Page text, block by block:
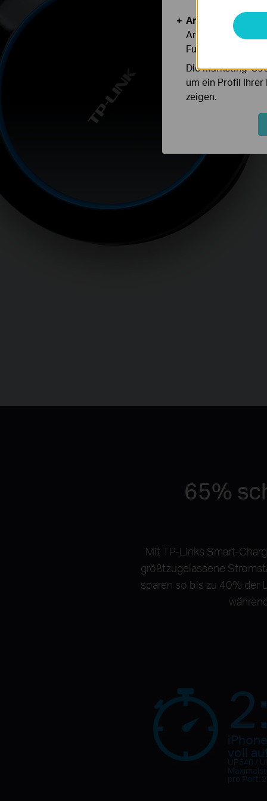
65%
Mit TP-Links Smart-
größtzugelassene
sparen so bis zu 40% der
voll
UP540 /
pro Port:
Analyse- und
Analyse-Cookies
Funktionsweise
Die Marketing-
um ein Profil
zeigen.